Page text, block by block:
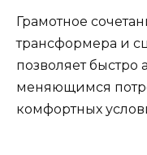
Грамотное
трансформера и
позволяет быстро
меняющимся
комфортных